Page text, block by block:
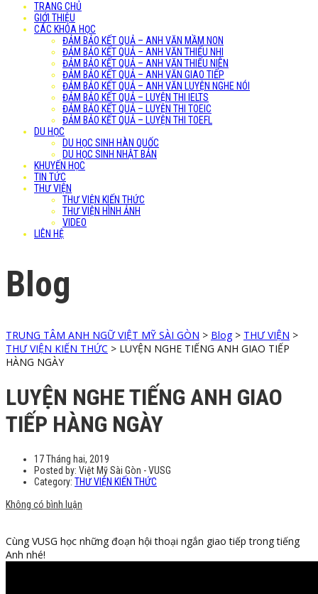
TRANG CHỦ
GIỚI THIỆU
CÁC KHÓA HỌC
ĐẢM BẢO KẾT QUẢ – ANH VĂN MẦM NON
ĐẢM BẢO KẾT QUẢ – ANH VĂN THIẾU NHI
ĐẢM BẢO KẾT QUẢ – ANH VĂN THIẾU NIÊN
ĐẢM BẢO KẾT QUẢ – ANH VĂN GIAO TIẾP
ĐẢM BẢO KẾT QUẢ – ANH VĂN LUYỆN NGHE NÓI
ĐẢM BẢO KẾT QUẢ – LUYỆN THI IELTS
ĐẢM BẢO KẾT QUẢ – LUYỆN THI TOEIC
ĐẢM BẢO KẾT QUẢ – LUYỆN THI TOEFL
DU HỌC
DU HỌC SINH HÀN QUỐC
DU HỌC SINH NHẬT BẢN
KHUYẾN HỌC
TIN TỨC
THƯ VIỆN
THƯ VIỆN KIẾN THỨC
THƯ VIỆN HÌNH ẢNH
VIDEO
LIÊN HỆ
Blog
TRUNG TÂM ANH NGỮ VIỆT MỸ SÀI GÒN > Blog> THƯ VIỆN >
THƯ VIỆN KIẾN THỨC > LUYỆN NGHE TIẾNG ANH GIAO TIẾP
HÀNG NGÀY
LUYỆN NGHE TIẾNG ANH GIAO
TIẾP HÀNG NGÀY
17 Tháng hai, 2019
Posted by: Việt Mỹ Sài Gòn - VUSG
Category: THƯ VIỆN KIẾN THỨC
Không có bình luận
Cùng VUSG học những đoạn hội thoại ngắn giao tiếp trong tiếng
Anh nhé!